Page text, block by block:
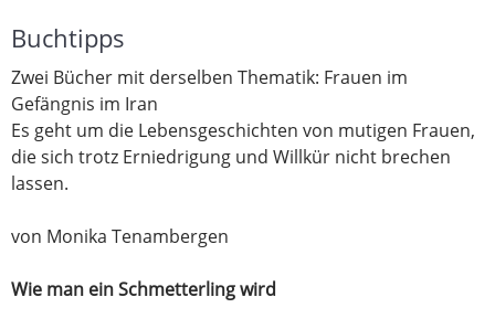
Buchtipps
Zwei Bücher mit derselben Thematik: Frauen im
Gefängnis im Iran
Es geht um die Lebensgeschichten von mutigen Frauen,
die sich trotz Erniedrigung und Willkür nicht brechen
lassen.
von Monika Tenambergen
Wie man ein Schmetterling wird